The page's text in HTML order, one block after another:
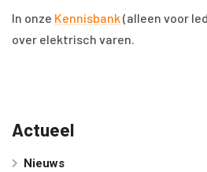
In onze Kennisbank (alleen voor
over elektrisch varen.
Actueel
Nieuws